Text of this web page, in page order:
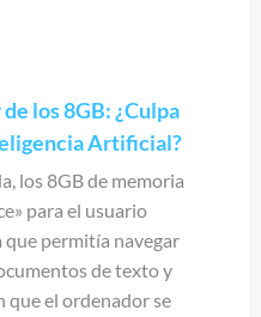
los 8GB: ¿Culpa
Artificial?
los 8GB de memoria
para el usuario
que permitía navegar
de texto y
que el ordenador se